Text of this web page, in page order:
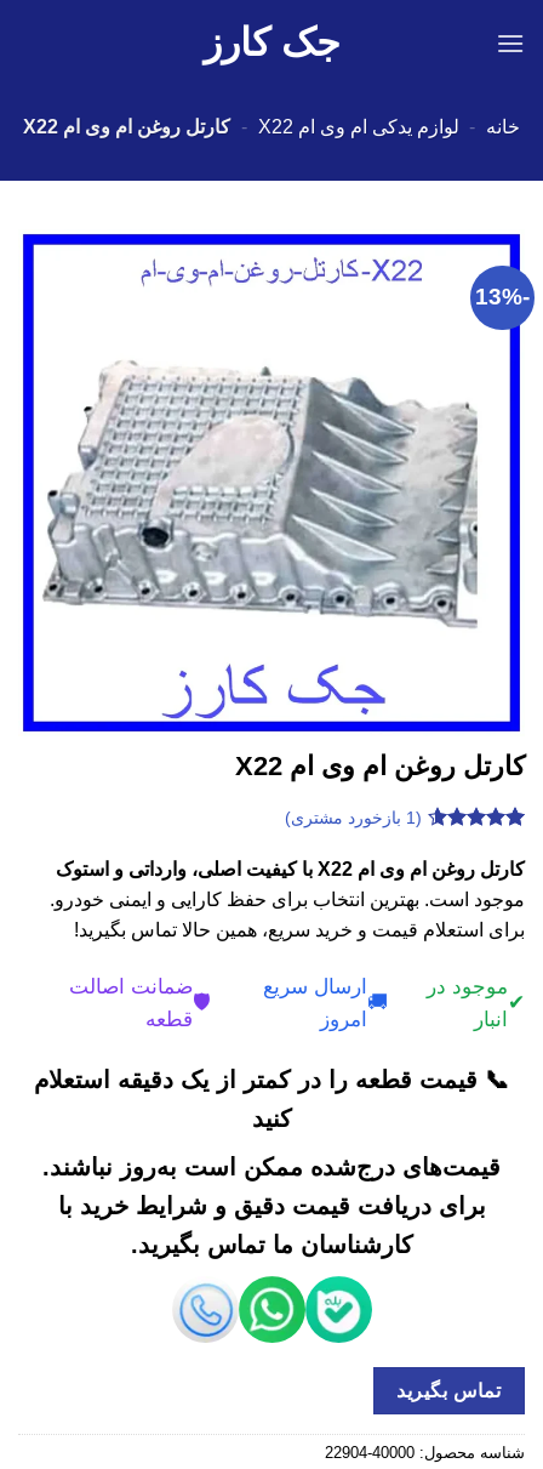
جک کارز
خانه - لوازم یدکی ام وی ام X22 - كارتل روغن ام وی ام X22
-13%
كارتل روغن ام وی ام X22
4.6
از 5
در
امتیازدهی
مشتری
(
1 بازخورد مشتری)
كارتل روغن ام وی ام X22 با کیفیت اصلی، وارداتی و استوک
موجود است. بهترین انتخاب برای حفظ کارایی و ایمنی خودرو.
برای استعلام قیمت و خرید سریع، همین حالا تماس بگیرید!
✔
موجود در
انبار
🚚
ارسال سریع
امروز
🛡️
ضمانت اصالت
قطعه
📞 قیمت قطعه را در کمتر از یک دقیقه استعلام
کنید
قیمت‌های درج‌شده ممکن است به‌روز نباشند.
برای دریافت قیمت دقیق و شرایط خرید با
کارشناسان ما تماس بگیرید.
تماس بگیرید
شناسه محصول: 40000-22904